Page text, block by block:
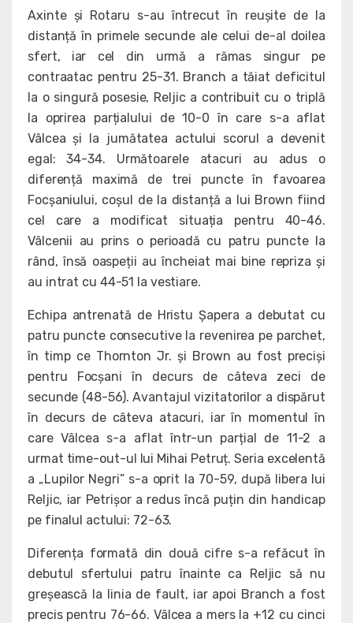
Axinte și Rotaru s-au întrecut în reușite de la
distanță în primele secunde ale celui de-al doilea
sfert, iar cel din urmă a rămas singur pe
contraatac pentru 25-31. Branch a tăiat deficitul
la o singură posesie, Reljic a contribuit cu o triplă
la oprirea parțialului de 10-0 în care s-a aflat
Vâlcea și la jumătatea actului scorul a devenit
egal: 34-34. Următoarele atacuri au adus o
diferență maximă de trei puncte în favoarea
Focșaniului, coșul de la distanță a lui Brown fiind
cel care a modificat situația pentru 40-46.
Vâlcenii au prins o perioadă cu patru puncte la
rând, însă oaspeții au încheiat mai bine repriza și
au intrat cu 44-51 la vestiare.
Echipa antrenată de Hristu Șapera a debutat cu
patru puncte consecutive la revenirea pe parchet,
în timp ce Thornton Jr. și Brown au fost preciși
pentru Focșani în decurs de câteva zeci de
secunde (48-56). Avantajul vizitatorilor a dispărut
în decurs de câteva atacuri, iar în momentul în
care Vâlcea s-a aflat într-un parțial de 11-2 a
urmat time-out-ul lui Mihai Petruț. Seria excelentă
a „Lupilor Negri” s-a oprit la 70-59, după libera lui
Reljic, iar Petrișor a redus încă puțin din handicap
pe finalul actului: 72-63.
Diferența formată din două cifre s-a refăcut în
debutul sfertului patru înainte ca Reljic să nu
greșească la linia de fault, iar apoi Branch a fost
precis pentru 76-66. Vâlcea a mers la +12 cu cinci